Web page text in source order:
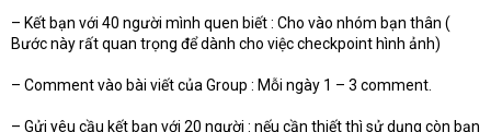
– Kết bạn với 40 người mình quen biết : Cho vào nhóm bạn thân (
Bước này rất quan trọng để dành cho việc checkpoint hình ảnh)
– Comment vào bài viết của Group : Mỗi ngày 1 – 3 comment.
– Gửi yêu cầu kết bạn với 20 người : nếu cần thiết thì sử dụng còn bạn